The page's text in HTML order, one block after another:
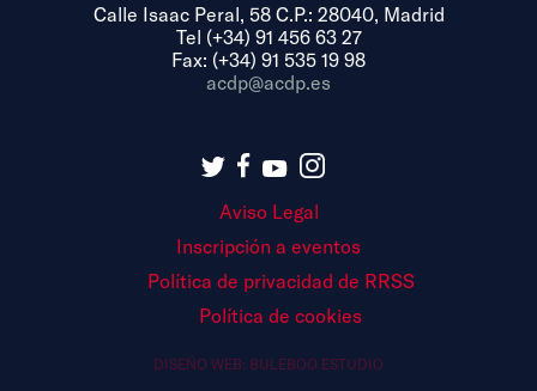
Calle Isaac Peral, 58 C.P.: 28040, Madrid
Tel (+34) 91 456 63 27
Fax: (+34) 91 535 19 98
acdp@acdp.es
Aviso Legal
Inscripción a eventos
Política de privacidad de RRSS
Política de cookies
DISEÑO WEB: BULEBOO ESTUDIO